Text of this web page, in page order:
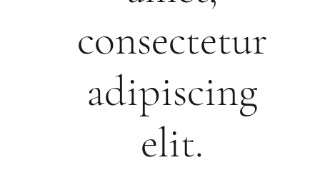
consectetur
adipiscing
elit.